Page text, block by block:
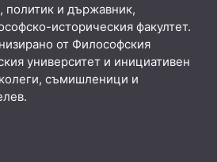
политик и държавник,
историческия факултет.
от Философския
университет и инициативен
съмишленици и